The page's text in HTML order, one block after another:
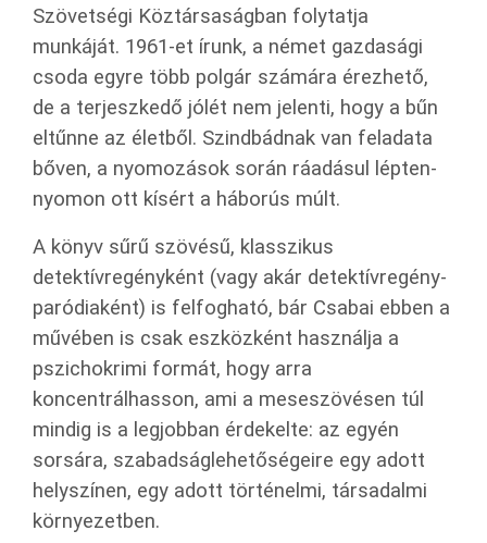
Szövetségi Köztársaságban folytatja
munkáját. 1961-et írunk, a német gazdasági
csoda egyre több polgár számára érezhető,
de a terjeszkedő jólét nem jelenti, hogy a bűn
eltűnne az életből. Szindbádnak van feladata
bőven, a nyomozások során ráadásul lépten-
nyomon ott kísért a háborús múlt.
A könyv sűrű szövésű, klasszikus
detektívregényként (vagy akár detektívregény-
paródiaként) is felfogható, bár Csabai ebben a
művében is csak eszközként használja a
pszichokrimi formát, hogy arra
koncentrálhasson, ami a meseszövésen túl
mindig is a legjobban érdekelte: az egyén
sorsára, szabadságlehetőségeire egy adott
helyszínen, egy adott történelmi, társadalmi
környezetben.